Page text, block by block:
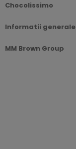
Chocolissimo
Informatii generale
MM Brown Group